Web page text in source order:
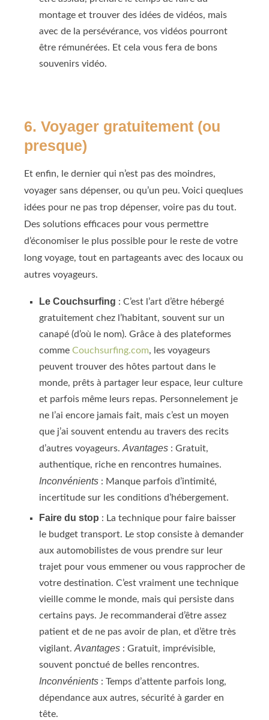
montage et trouver des idées de vidéos, mais
avec de la persévérance, vos vidéos pourront
être rémunérées. Et cela vous fera de bons
souvenirs vidéo.
6. Voyager gratuitement (ou
presque)
Et enfin, le dernier qui n’est pas des moindres,
voyager sans dépenser, ou qu’un peu. Voici queqlues
idées pour ne pas trop dépenser, voire pas du tout.
Des solutions efficaces pour vous permettre
d’économiser le plus possible pour le reste de votre
long voyage, tout en partageants avec des locaux ou
autres voyageurs.
Le Couchsurfing : C’est l’art d’être hébergé
gratuitement chez l’habitant, souvent sur un
canapé (d’où le nom). Grâce à des plateformes
comme Couchsurfing.com, les voyageurs
peuvent trouver des hôtes partout dans le
monde, prêts à partager leur espace, leur culture
et parfois même leurs repas. Personnelement je
ne l’ai encore jamais fait, mais c’est un moyen
que j’ai souvent entendu au travers des recits
d’autres voyageurs.Avantages : Gratuit,
authentique, riche en rencontres humaines.
Inconvénients : Manque parfois d’intimité,
incertitude sur les conditions d’hébergement.
Faire du stop : La technique pour faire baisser
le budget transport. Le stop consiste à demander
aux automobilistes de vous prendre sur leur
trajet pour vous emmener ou vous rapprocher de
votre destination. C’est vraiment une technique
vieille comme le monde, mais qui persiste dans
certains pays. Je recommanderai d’être assez
patient et de ne pas avoir de plan, et d’être très
vigilant.Avantages : Gratuit, imprévisible,
souvent ponctué de belles rencontres.
Inconvénients : Temps d’attente parfois long,
dépendance aux autres, sécurité à garder en
tête.